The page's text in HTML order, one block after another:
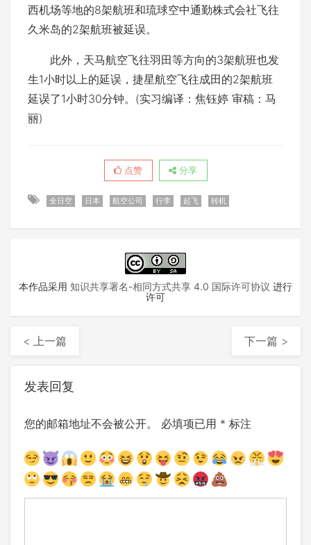
西机场等地的8架航班和琉球空中通勤株式会社飞往
久米岛的2架航班被延误。
此外，天马航空飞往羽田等方向的3架航班也发
生1小时以上的延误，捷星航空飞往成田的2架航班
延误了1小时30分钟。(实习编译：焦钰婷 审稿：马
丽)
点赞 分享
全日空 日本 航空公司 行李 起飞 转机
本作品采用 知识共享署名-相同方式共享 4.0 国际许可协议 进行
许可
< 上一篇 下一篇 >
发表回复
您的邮箱地址不会被公开。 必填项已用 * 标注